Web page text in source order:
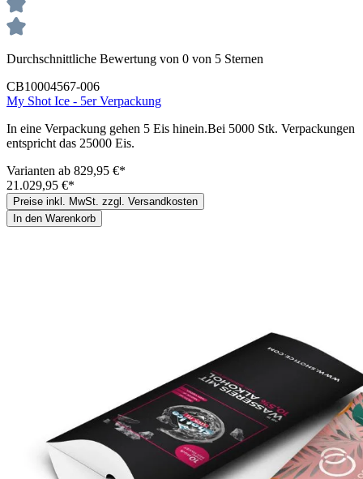
Durchschnittliche Bewertung von 0 von 5 Sternen
CB10004567-006
My Shot Ice - 5er Verpackung
In eine Verpackung gehen 5 Eis hinein.Bei 5000 Stk. Verpackungen
entspricht das 25000 Eis.
Varianten ab 829,95 €*
21.029,95 €*
Preise inkl. MwSt. zzgl. Versandkosten
In den Warenkorb